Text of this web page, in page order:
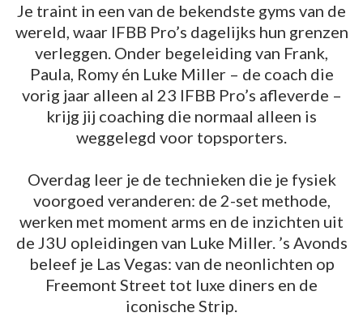
Je traint in een van de bekendste gyms van de
wereld, waar IFBB Pro’s dagelijks hun grenzen
verleggen. Onder begeleiding van Frank,
Paula, Romy én Luke Miller – de coach die
vorig jaar alleen al 23 IFBB Pro’s afleverde –
krijg jij coaching die normaal alleen is
weggelegd voor topsporters.
Overdag leer je de technieken die je fysiek
voorgoed veranderen: de 2-set methode,
werken met moment arms en de inzichten uit
de J3U opleidingen van Luke Miller. ’s Avonds
beleef je Las Vegas: van de neonlichten op
Freemont Street tot luxe diners en de
iconische Strip.